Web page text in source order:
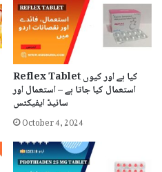
Reflex Tablet کیا ہے اور کیوں
استعمال کیا جاتا ہے – استعمال اور
سائیڈ ایفیکٹس
October 4, 2024